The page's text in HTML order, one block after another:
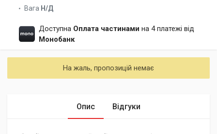
Вага Н/Д
Доступна Оплата частинами на 4 платежі від
Монобанк
На жаль, пропозицій немає
Опис Відгуки